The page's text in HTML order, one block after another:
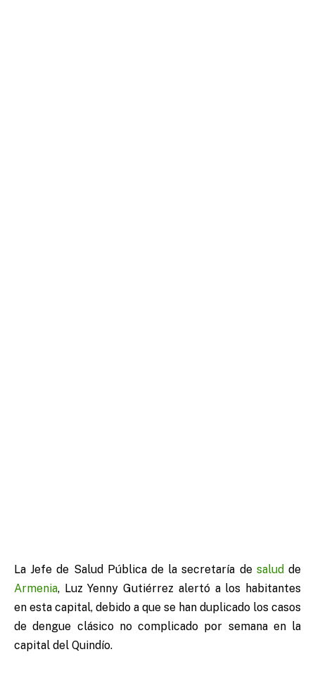
La Jefe de Salud Pública de la secretaría de salud de
Armenia, Luz Yenny Gutiérrez alertó a los habitantes
en esta capital, debido a que se han duplicado los casos
de dengue clásico no complicado por semana en la
capital del Quindío.